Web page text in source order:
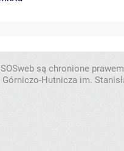
są chronione
Hutnicza im.